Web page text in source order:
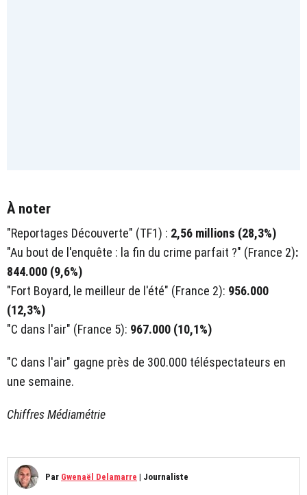
À noter
"Reportages Découverte" (TF1) : 2,56 millions (28,3%)
"Au bout de l'enquête : la fin du crime parfait ?" (France 2):
844.000 (9,6%)
"Fort Boyard, le meilleur de l'été" (France 2): 956.000
(12,3%)
"C dans l'air" (France 5): 967.000 (10,1%)
"C dans l'air" gagne près de 300.000 téléspectateurs en
une semaine.
Chiffres Médiamétrie
Par Gwenaël Delamarre | Journaliste